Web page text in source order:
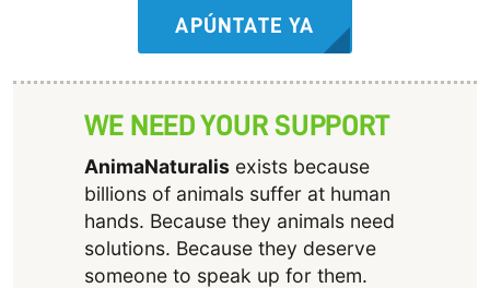
APÚNTATE YA
WE NEED YOUR SUPPORT
AnimaNaturalisexists because
billions of animals suffer at human
hands. Because they animals need
solutions. Because they deserve
someone to speak up for them.